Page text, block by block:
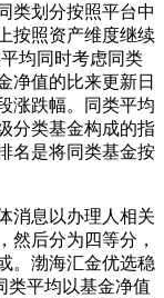
类划分按照平台中
按照资产维度继续
均同时考虑同类
净值的比来更新日
涨跌幅。同类平均
分类基金构成的指
名是将同类基金按
息以办理人相关
然后分为四等分，
。渤海汇金优选稳
类平均以基金净值